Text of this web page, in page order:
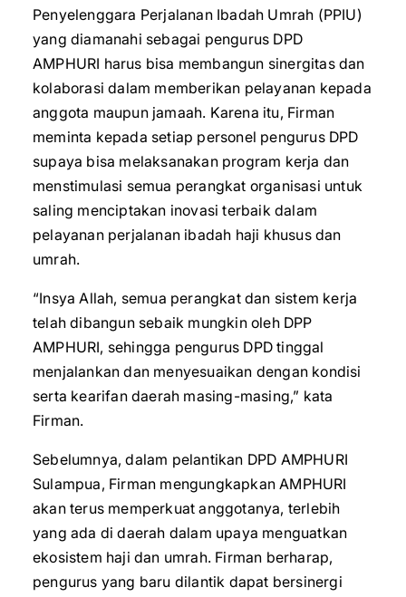
Penyelenggara Perjalanan Ibadah Umrah (PPIU)
yang diamanahi sebagai pengurus DPD
AMPHURI harus bisa membangun sinergitas dan
kolaborasi dalam memberikan pelayanan kepada
anggota maupun jamaah. Karena itu, Firman
meminta kepada setiap personel pengurus DPD
supaya bisa melaksanakan program kerja dan
menstimulasi semua perangkat organisasi untuk
saling menciptakan inovasi terbaik dalam
pelayanan perjalanan ibadah haji khusus dan
umrah.
“Insya Allah, semua perangkat dan sistem kerja
telah dibangun sebaik mungkin oleh DPP
AMPHURI, sehingga pengurus DPD tinggal
menjalankan dan menyesuaikan dengan kondisi
serta kearifan daerah masing-masing,” kata
Firman.
Sebelumnya, dalam pelantikan DPD AMPHURI
Sulampua, Firman mengungkapkan AMPHURI
akan terus memperkuat anggotanya, terlebih
yang ada di daerah dalam upaya menguatkan
ekosistem haji dan umrah. Firman berharap,
pengurus yang baru dilantik dapat bersinergi